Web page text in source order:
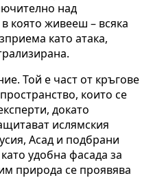
над
която живееш – всяка
като атака,
Той е част от кръгове
които се
докато
ислямския
Асад и подбрани
удобна фасада за
природа се проявява